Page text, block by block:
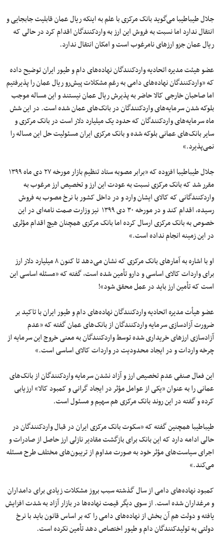
جلال طیباطیبا می‌گوید بانک مرکزی با علم به اینکه ریال عمان قابلیت جابجایی و
انتقال ندارد اما نسبت به فروش این ارز به واردکنندگان اقدام کرد در حالی که
ریال عمان جزو ارزهای نامرغوب است و امکان انتقال ندارد.
عضو هیئت مدیره اتحادیه واردکنندگان نهاده‌های دام و طیور ایران توضیح داده
که «واردکنندگان نهاده‌های دامی به رغم مشکلات پیش‌رو ریال عمان را پذیرفتیم
اما صاحبان خارجی کالا حاضر به پذیرش ریال عمان نیستند و این مساله موجب
بلوکه شدن سرمایه‌های واردکنندگان در بانک‌های عمان شده است. در این شش
ماه سرمایه‌های واردکنندگان که حدود یک میلیارد دلار است در بانک مرکزی و
سایر بانک‌های عمانی بلوکه شده و بانک مرکزی ایران مسئولیت حل این مساله را
نمی‌پذیرد.»
مقرر شد که بانک مرکزی نسبت به عودت این ارز و تخصیص ارز مرغوب به
واردکنندگانی که کالای ایشان وارد و در داخل کشور با نرخ مصوب به فروش
رسیده، اقدام کند و در مورخه ۳۰ دی ۱۳۹۹ ‬ نیز وزارت صمت نامه‌ای در این
خصوص به بانک مرکزی ارسال کرده اما بانک مرکزی همچنان هیچ اقدام مؤثری
در این زمینه انجام نداده است.»
او با اشاره به آمارهای بانک مرکزی که نشان می‌دهد تا کنون ۸ میلیارد دلار ارز
برای واردات کالای اساسی و دارو تأمین شده است، گفته که «مسئله اساسی این
است که تأمین ارز باید در عمل محقق شود»!
عضو هیأت مدیره اتحادیه واردکنندگان نهاده‌های دام و طیور ایران با تاکید بر
ضرورت آزادسازی سرمایه واردکنندگان از بانک‌های عمان گفته که «عدم
آزادسازی ارزهای خریداری شده توسط واردکنندگان به معنی خروج این سرمایه از
چرخه واردات و در ایجاد محدودیت در واردات کالای اساسی است.»
این فعال صنفی عدم تخصیص ارز و آزاد نشدن سرمایه واردکنندگان از بانک‌های
عمانی را به عنوان «یکی از عوامل مؤثر در ایجاد گرانی و کمبود کالا» ارزیابی
کرده و گفته در این روند بانک مرکزی هم سهیم و مسئول است.
طیباطیبا همچنین گفته که «سکوت بانک مرکزی ایران در قبال واردکنندگان در
حالی ادامه دارد که این بانک برای بازگشت مقادیر نازلی ارز حاصل از صادرات و
اجرای سیاست‌های مؤثر خود به صورت مداوم از تریبون‌های مختلف طرح مسئله
می‌کند.»
کمبود نهاده‌های دامی از سال گذشته سبب بروز مشکلات زیادی برای دامداران
و مرغداران شده است. از سوی دیگر قیمت نهاده‌ها در بازار آزاد به شدت افزایش
یافته و دولت هم آن بخش از نهاده‌های دامی را که بر اساس قانون باید با نرخ
دولتی به تولیدکنندگان دام و طیور اختصاص دهد تأمین نکرده است.